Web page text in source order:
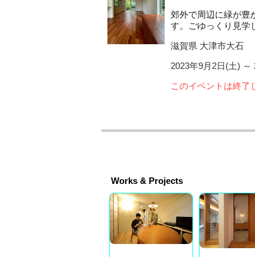
郊外で周辺に緑が豊
す。ごゆっくり見学
滋賀県 大津市大石
2023年9月2日(土) ～
このイベントは終了
Works & Projects